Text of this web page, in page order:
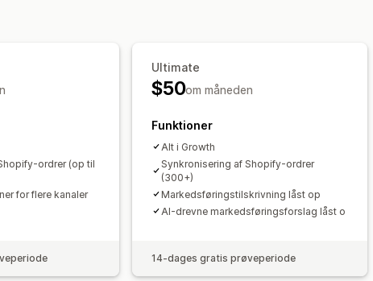
Ordredetaljer Transaktioner Lagerbeholdning
ordrer (op til
for flere kanaler
Ultimate
$50om måneden
Funktioner
Alt i Growth
Synkronisering af Shopify-ordrer
(300+)
Markedsføringstilskrivning låst op
AI-drevne markedsføringsforslag låst o
14-dages gratis prøveperiode